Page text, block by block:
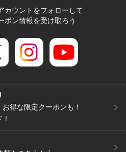
カウントをフォローして
ポン情報を受け取ろう
得な限定クーポンも！